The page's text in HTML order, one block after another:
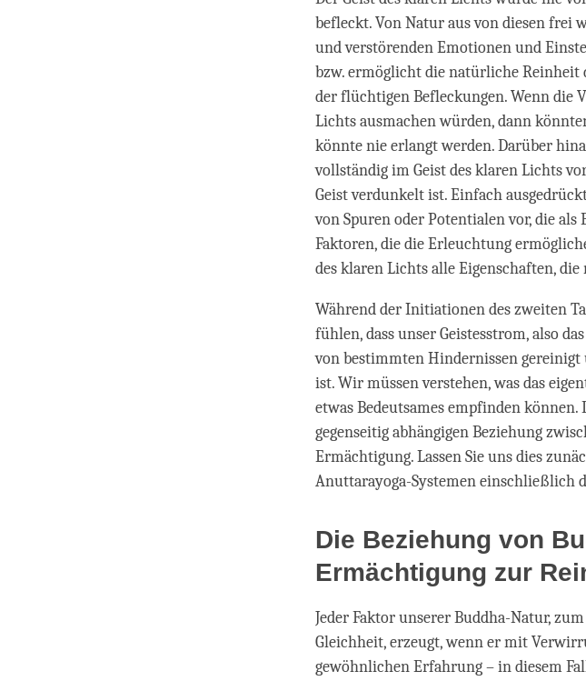
befleckt. Von Natur aus von diesen
und verstörenden Emotionen und
bzw. ermöglicht die natürliche Reinheit
der flüchtigen Befleckungen. Wenn die
Lichts ausmachen würden, dann
könnte nie erlangt werden. Darüber
vollständig im Geist des klaren Lichts
Geist verdunkelt ist. Einfach
von Spuren oder Potentialen vor, die
Faktoren, die die Erleuchtung
des klaren Lichts alle Eigenschaften,
Während der Initiationen des zweiten
fühlen, dass unser Geistesstrom, also
von bestimmten Hindernissen
ist. Wir müssen verstehen, was das
etwas Bedeutsames empfinden
gegenseitig abhängigen Beziehung
Ermächtigung. Lassen Sie uns dies
Anuttarayoga-Systemen einschließlich
Die Beziehung von
Ermächtigung zur
Jeder Faktor unserer Buddha-Natur,
Gleichheit, erzeugt, wenn er mit
gewöhnlichen Erfahrung – in diesem